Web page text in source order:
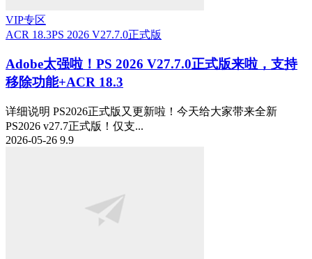
VIP专区
ACR 18.3PS 2026 V27.7.0正式版
Adobe太强啦！PS 2026 V27.7.0正式版来啦，支持
移除功能+ACR 18.3
详细说明 PS2026正式版又更新啦！今天给大家带来全新
PS2026 v27.7正式版！仅支...
2026-05-26 9.9